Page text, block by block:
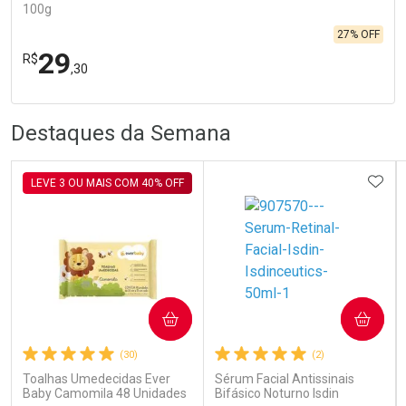
100g
R$29,30
27% OFF
Laboratório
Por R$ 29,30/cada
Por Menos
Por R$ 29,30/cada
Destaques da Semana
(30)
Toalhas Umedecidas Ever
Baby Camomila 48 Unidades
LEVE 3 OU MAIS COM 40% OFF
COMPRAR
(2)
Sérum Facial Antissinais
Bifásico Noturno Isdin
COMPRAR